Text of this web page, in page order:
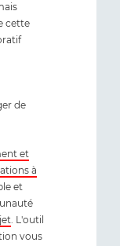
cette
de
et
à
et
. L'outil
vous